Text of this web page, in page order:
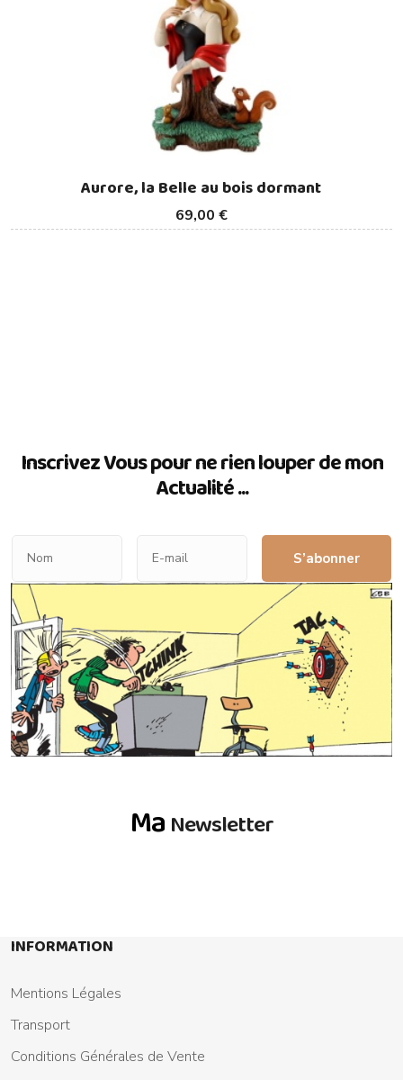
69,00 €
Aurore, la Belle au bois dormant
Inscrivez Vous pour ne rien louper de mon
Actualité ...
S’abonner
Ma Newsletter
INFORMATION
Mentions Légales
Transport
Conditions Générales de Vente